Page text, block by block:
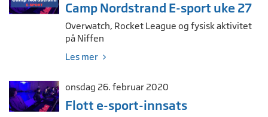
Camp Nordstrand E-sport uke 27
Overwatch, Rocket League og fysisk aktivitet
på Niffen
Les mer
onsdag 26. februar 2020
Flott e-sport-innsats